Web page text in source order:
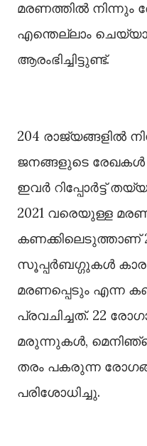
മരണത്തില്‍ നിന്നും
എന്തെല്ലാം
ആരംഭിച്ചിട്ടുണ്ട്.
204 രാജ്യങ്ങളില്‍
ജനങ്ങളുടെ രേഖകള്‍
ഇവർ റിപ്പോർട്ട്
2021 വരെയുള്ള
കണക്കിലെടുത്താണ്
സൂപ്പർബഗ്ഗുകള്‍
മരണപ്പെടും എന്ന
പ്രവചിച്ചത്. 22
മരുന്നുകള്‍,
തരം പകരുന്ന
പരിശോധിച്ചു.